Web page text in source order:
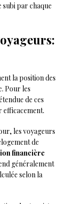
subi par chaque
la position des
Pour les
de ces
efficacement.
les voyageurs
de
financière
généralement
selon la